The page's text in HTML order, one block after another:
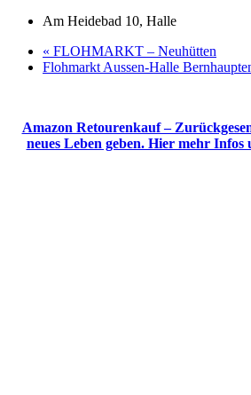
Am Heidebad 10, Halle
« FLOHMARKT – Neuhütten
Flohmarkt Aussen-Halle
Amazon Retourenkauf –
neues Leben geben. Hier mehr Infos